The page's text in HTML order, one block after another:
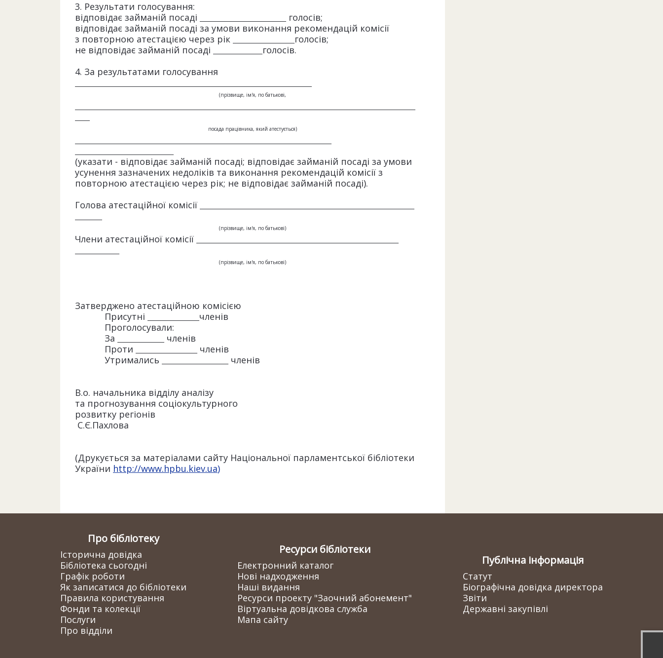
3. Результати голосування:
відповідає займаній посаді
голосів;
відповідає займаній посаді за умови виконання рекомендацій комісії
з повторною атестацією через рік
голосів;
не відповідає займаній посаді
голосів.
4. За результатами голосування
(прізвище, ім'я, по батькові,
посада працівника, який атестується)
(указати - відповідає займаній посаді; відповідає займаній посаді за умови
усунення зазначених недоліків та виконання рекомендацій комісії з
повторною атестацією через рік; не відповідає займаній посаді).
Голова атестаційної комісії
(прізвище, ім'я, по батькові)
Члени атестаційної комісії
(прізвище, ім'я, по батькові)
Затверджено атестаційною комісією
Присутні
членів
Проголосували:
За
членів
Проти
членів
Утримались
членів
В.о. начальника відділу аналізу
та прогнозування соціокультурного
розвитку регіонів
С.Є.Пахлова
(Друкується за матеріалами сайту Національної парламентської бібліотеки
України http://www.hpbu.kiev.ua)
Про бібліотеку
Історична довідка
Бібліотека сьогодні
Графік роботи
Як записатися до бібліотеки
Правила користування
Фонди та колекції
Послуги
Про відділи
Ресурси бібліотеки
Електронний каталог
Нові надходження
Наші видання
Ресурси проекту "Заочний абонемент"
Віртуальна довідкова служба
Мапа сайту
Публічна інформація
Статут
Біографічна довідка директора
Звіти
Державні закупівлі